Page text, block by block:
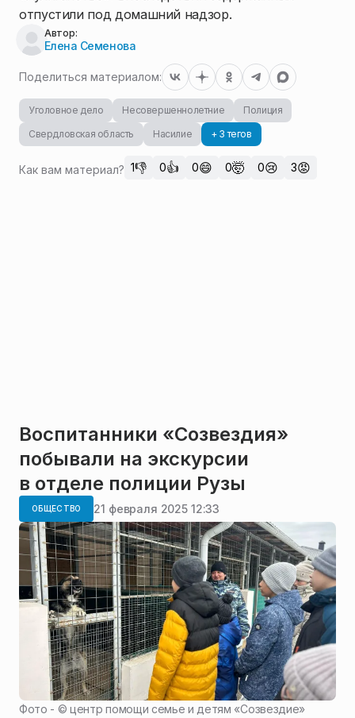
отпустили под домашний надзор.
Автор:
Елена Семенова
Поделиться материалом:
Уголовное дело Несовершеннолетние
Полиция
Свердловская область
Насилие + 3 тегов
Как вам материал? 1👎 0👍 0😄 0🤯 0😢 3😡
Воспитанники «Созвездия»
побывали на экскурсии
в отделе полиции Рузы
ОБЩЕСТВО 21 февраля 2025 12:33
Фото - ©центр помощи семье и детям «Созвездие»